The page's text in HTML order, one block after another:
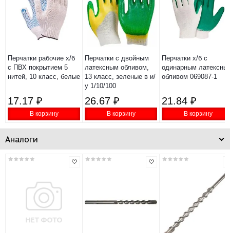
Перчатки рабочие х/б
с ПВХ покрытием 5
нитей, 10 класс, белые
17.17 ₽
В корзину
Перчатки с двойным
латексным обливом,
13 класс, зеленые в и/
у 1/10/100
26.67 ₽
В корзину
Перчатки х/б с
одинарным
обливом 069087-1
21.84 ₽
В корзину
Аналоги